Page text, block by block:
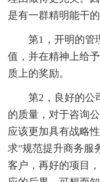
是有一群精明能干的
第1，开明的管理
值，并在精神上给
质上的奖励。
第2，良好的公司
的质量，对于咨询
应该更加具有战略
求"规范提升商务服
客户，再好的项目